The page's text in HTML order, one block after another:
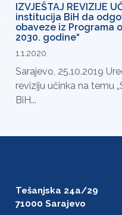
IZVJEŠTAJ REVIZIJE
institucija BiH da
obaveze iz Programa
2030. godine“
1.1.2020
Sarajevo, 25.10.2019
reviziju učinka na temu
BiH...
Tešanjska 24a/29
71000 Sarajevo